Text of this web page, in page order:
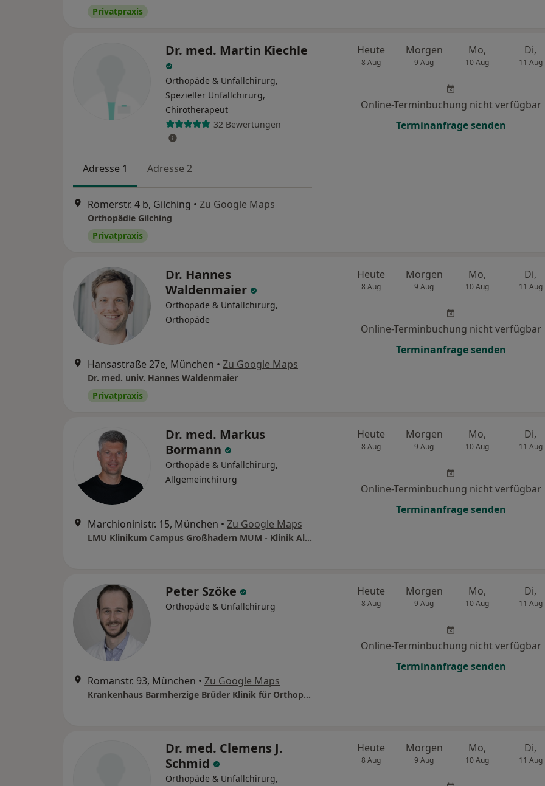
Privatpraxis
Dr. med. Martin Kiechle
Orthopäde & Unfallchirurg,
Spezieller Unfallchirurg,
Chirotherapeut
32 Bewertungen
Adresse 1 Adresse 2
Römerstr. 4 b, Gilching • Zu Google Maps
Orthopädie Gilching
Privatpraxis
Heute
8 Aug
Morgen
9 Aug
Mo,
10 Aug
Di,
11 Aug
Online-Terminbuchung nicht verfügbar
Terminanfrage senden
Dr. Hannes
Waldenmaier
Orthopäde & Unfallchirurg,
Orthopäde
Hansastraße 27e, München • Zu Google Maps
Dr. med. univ. Hannes Waldenmaier
Privatpraxis
Heute
8 Aug
Morgen
9 Aug
Mo,
10 Aug
Di,
11 Aug
Online-Terminbuchung nicht verfügbar
Terminanfrage senden
Dr. med. Markus
Bormann
Orthopäde & Unfallchirurg,
Allgemeinchirurg
Marchioninistr. 15, München • Zu Google Maps
LMU Klinikum Campus Großhadern MUM - Klinik Allgem.-, Unfall- u. Wiederherstellungschirurgie
Heute
8 Aug
Morgen
9 Aug
Mo,
10 Aug
Di,
11 Aug
Online-Terminbuchung nicht verfügbar
Terminanfrage senden
Peter Szöke
Orthopäde & Unfallchirurg
Romanstr. 93, München • Zu Google Maps
Krankenhaus Barmherzige Brüder Klinik für Orthopädie und Unfallchirurgie
Heute
8 Aug
Morgen
9 Aug
Mo,
10 Aug
Di,
11 Aug
Online-Terminbuchung nicht verfügbar
Terminanfrage senden
Dr. med. Clemens J.
Schmid
Orthopäde & Unfallchirurg,
Heute
8 Aug
Morgen
9 Aug
Mo,
10 Aug
Di,
11 Aug